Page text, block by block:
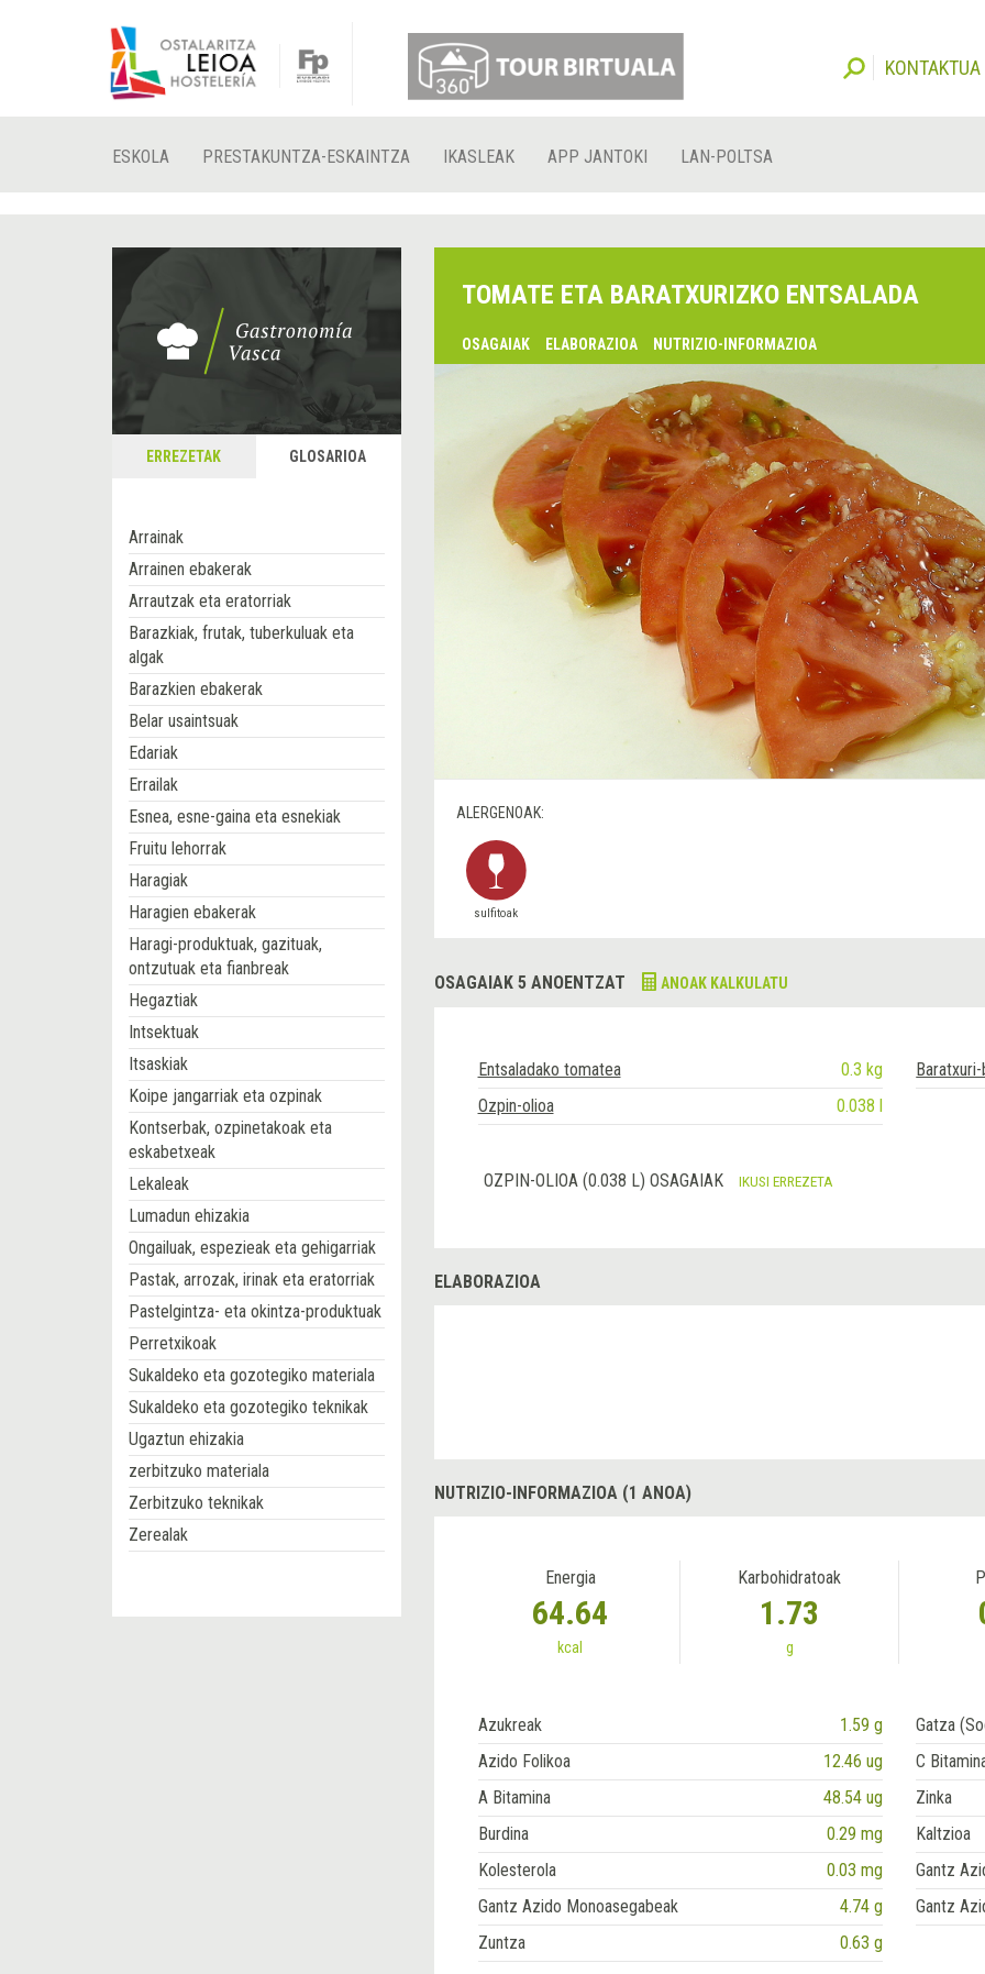
KONTAKTUA
ESKOLA PRESTAKUNTZA-ESKAINTZA IKASLEAK APP JANTOKI LAN-POLTSA
ERREZETAK GLOSARIOA
Arrainak
Arrainen ebakerak
Arrautzak eta eratorriak
Barazkiak, frutak, tuberkuluak eta
algak
Barazkien ebakerak
Belar usaintsuak
Edariak
Errailak
Esnea, esne-gaina eta esnekiak
Fruitu lehorrak
Haragiak
Haragien ebakerak
Haragi-produktuak, gazituak,
ontzutuak eta fianbreak
Hegaztiak
Intsektuak
Itsaskiak
Koipe jangarriak eta ozpinak
Kontserbak, ozpinetakoak eta
eskabetxeak
Lekaleak
Lumadun ehizakia
Ongailuak, espezieak eta gehigarriak
Pastak, arrozak, irinak eta eratorriak
Pastelgintza- eta okintza-produktuak
Perretxikoak
Sukaldeko eta gozotegiko materiala
Sukaldeko eta gozotegiko teknikak
Ugaztun ehizakia
zerbitzuko materiala
Zerbitzuko teknikak
Zerealak
TOMATE ETA BARATXURIZKO ENTSALADA
OSAGAIAK ELABORAZIOA NUTRIZIO-INFORMAZIOA
ALERGENOAK:
sulfitoak
OSAGAIAK 5 ANOENTZAT ANOAK KALKULATU
Entsaladako tomatea 0.3 kg
Ozpin-olioa
0.038 l
OZPIN-OLIOA (0.038 L) OSAGAIAK IKUSI ERREZETA
ELABORAZIOA
NUTRIZIO-INFORMAZIOA (1 ANOA)
Energia
64.64
kcal
Karbohidratoak
1.73
g
Azukreak 1.59 g Gatza
Azido Folikoa
12.46 ug C
A Bitamina
48.54 ug Zinka
Burdina
0.29 mg Kaltzioa
Kolesterola
0.03 mg Gantz
Gantz Azido Monoasegabeak
4.74 g Gantz
Zuntza
0.63 g